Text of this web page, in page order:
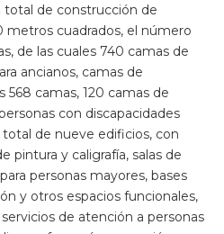
total de construcción de
cuadrados, el número
de las cuales 740 camas de
ancianos, camas de
568 camas, 120 camas de
con discapacidades
de nueve edificios, con
pintura y caligrafía, salas de
personas mayores, bases
y otros espacios funcionales,
de atención a personas